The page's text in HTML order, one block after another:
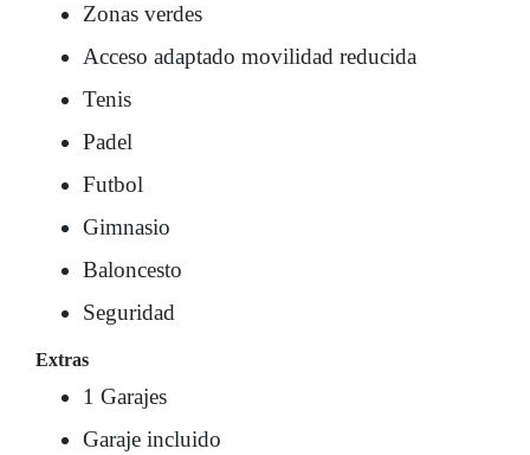
Zonas verdes
Acceso adaptado movilidad reducida
Tenis
Padel
Futbol
Gimnasio
Baloncesto
Seguridad
Extras
1 Garajes
Garaje incluido